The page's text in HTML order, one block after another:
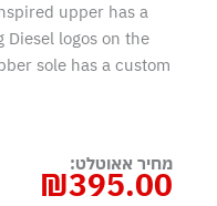
upper has a
logos on the
sole has a custom
מחיר אאוטלט:
₪395.00